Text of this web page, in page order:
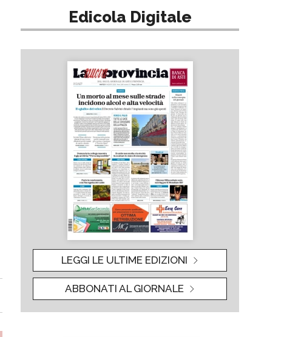
Edicola Digitale
LEGGI LE ULTIME EDIZIONI
ABBONATI AL GIORNALE